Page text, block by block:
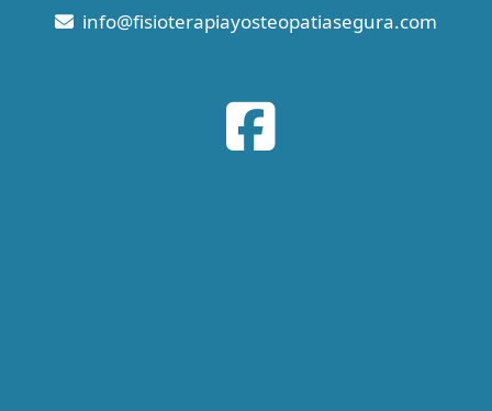
info
fisioterapiayosteopatiasegura.com